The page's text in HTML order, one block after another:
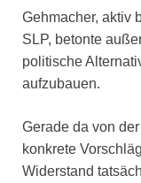
Gehmacher, aktiv
SLP, betonte
politische
aufzubauen.
Gerade da von
konkrete
Widerstand